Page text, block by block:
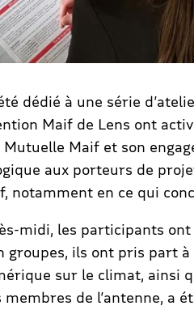
dédié à une série
Maif de Lens ont
Mutuelle Maif et son
aux porteurs de
notamment en ce qui
midi, les participants
groupes, ils ont pris part
sur le climat, ainsi
membres de l’antenne, a